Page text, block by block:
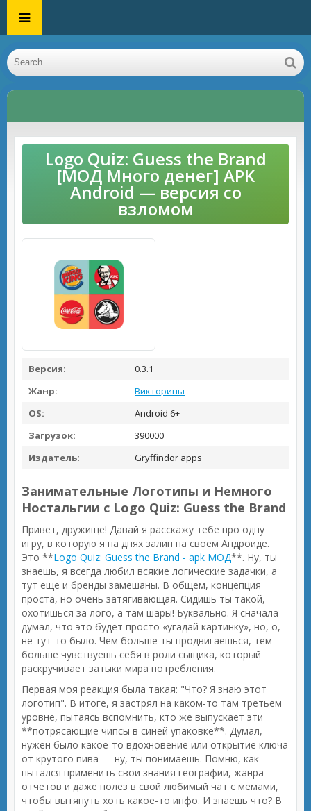
Logo Quiz: Guess the Brand
[МОД Много денег] APK
Android — версия со
взломом
Версия:
0.3.1
Жанр:
Викторины
OS:
Android 6+
Загрузок:
390000
Издатель:
Gryffindor apps
Занимательные Логотипы и Немного
Ностальгии с Logo Quiz: Guess the Brand
Привет, дружище! Давай я расскажу тебе про одну
игру, в которую я на днях залип на своем Андроиде.
Это **Logo Quiz: Guess the Brand - apk МОД**. Ну, ты
знаешь, я всегда любил всякие логические задачки, а
тут еще и бренды замешаны. В общем, концепция
проста, но очень затягивающая. Сидишь ты такой,
охотишься за лого, а там шары! Буквально. Я сначала
думал, что это будет просто «угадай картинку», но, о,
не тут-то было. Чем больше ты продвигаешься, тем
больше чувствуешь себя в роли сыщика, который
раскручивает затыки мира потребления.
Первая моя реакция была такая: "Что? Я знаю этот
логотип". В итоге, я застрял на каком-то там третьем
уровне, пытаясь вспомнить, кто же выпускает эти
**потрясающие чипсы в синей упаковке**. Думал,
нужен было какое-то вдохновение или открытие ключа
от крутого пива — ну, ты понимаешь. Помню, как
пытался применить свои знания географии, жанра
отчетов и даже полез в свой любимый чат с мемами,
чтобы вытянуть хоть какое-то инфо. И знаешь что? В